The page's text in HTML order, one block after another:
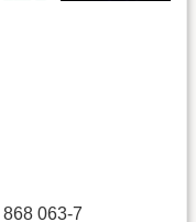
063-7